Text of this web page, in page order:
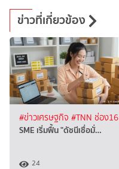
ข่าวที่เกี่ยวข้อง
#ข่าวเศรษฐกิจ #TNN ช่อง16
SME เริ่มฟื้น "ดัชนีเชื่อมั่…
24